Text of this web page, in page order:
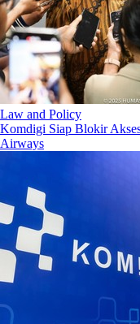
Law and Policy
Komdigi Siap Blokir
Airways